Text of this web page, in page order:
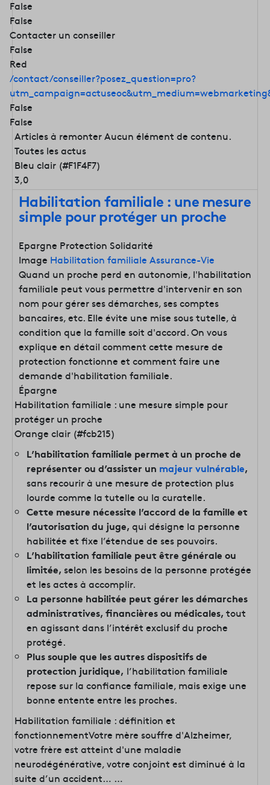
False
False
Contacter un conseiller
False
Red
/contact/conseiller?posez_question=pro?
False
False
Articles à remonter Aucun élément de contenu.
Toutes les actus
Bleu clair (#F1F4F7)
3,0
Habilitation familiale : une mesure
simple pour protéger un proche
Epargne Protection Solidarité
Image Habilitation familiale Assurance-Vie
Quand un proche perd en autonomie, l'habilitation
familiale peut vous permettre d'intervenir en son
nom pour gérer ses démarches, ses comptes
bancaires, etc. Elle évite une mise sous tutelle, à
condition que la famille soit d'accord. On vous
explique en détail comment cette mesure de
protection fonctionne et comment faire une
demande d'habilitation familiale.
Épargne
Habilitation familiale : une mesure simple pour
protéger un proche
Orange clair (#fcb215)
L’habilitation familiale permet à un proche de
représenter ou d’assister un majeur vulnérable,
sans recourir à une mesure de protection plus
lourde comme la tutelle ou la curatelle.
Cette mesure nécessite l’accord de la famille et
l’autorisation du juge, qui désigne la personne
habilitée et fixe l’étendue de ses pouvoirs.
L’habilitation familiale peut être générale ou
limitée, selon les besoins de la personne protégée
et les actes à accomplir.
La personne habilitée peut gérer les démarches
administratives, financières ou médicales, tout
en agissant dans l’intérêt exclusif du proche
protégé.
Plus souple que les autres dispositifs de
protection juridique, l’habilitation familiale
repose sur la confiance familiale, mais exige une
bonne entente entre les proches.
Habilitation familiale : définition et
fonctionnementVotre mère souffre d'Alzheimer,
votre frère est atteint d'une maladie
neurodégénérative, votre conjoint est diminué à la
suite d’un accident… …